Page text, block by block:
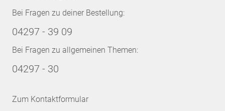
Bei Fragen zu deiner Bestellung:
04297 - 39 09
Bei Fragen zu allgemeinen Themen:
04297 - 30
Zum Kontaktformular